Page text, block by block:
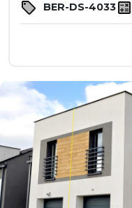
BER-DS-4033